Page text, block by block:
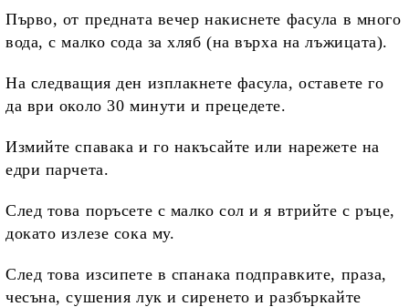
Първо, от предната вечер накиснете фасула в много
вода, с малко сода за хляб (на върха на лъжицата).
На следващия ден изплакнете фасула, оставете го
да ври около 30 минути и прецедете.
Измийте спавака и го накъсайте или нарежете на
едри парчета.
След това поръсете с малко сол и я втрийте с ръце,
докато излезе сока му.
След това изсипете в спанака подправките, праза,
чесъна, сушения лук и сиренето и разбъркайте